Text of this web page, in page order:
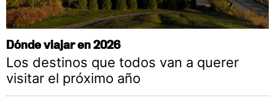
Dónde viajar en 2026
Los destinos que todos van a querer
visitar el próximo año